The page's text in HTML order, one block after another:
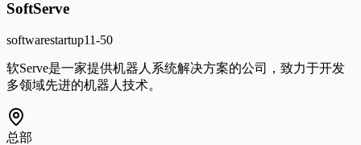
SoftServe
softwarestartup11-50
软Serve是一家提供机器人系统解决方案的公司，致力于开发
多领域先进的机器人技术。
总部